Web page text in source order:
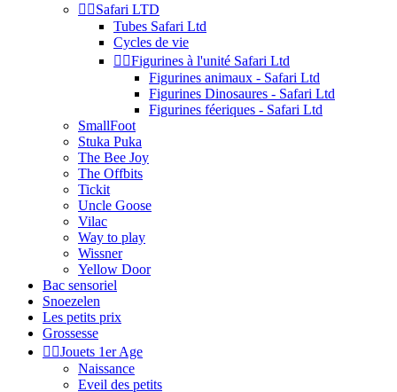
 Safari LTD
Tubes Safari Ltd
Cycles de vie
 Figurines à l'unité Safari Ltd
Figurines animaux - Safari Ltd
Figurines Dinosaures - Safari Ltd
Figurines féeriques - Safari Ltd
SmallFoot
Stuka Puka
The Bee Joy
The Offbits
Tickit
Uncle Goose
Vilac
Way to play
Wissner
Yellow Door
Bac sensoriel
Snoezelen
Les petits prix
Grossesse
 Jouets 1er Age
Naissance
Eveil des petits